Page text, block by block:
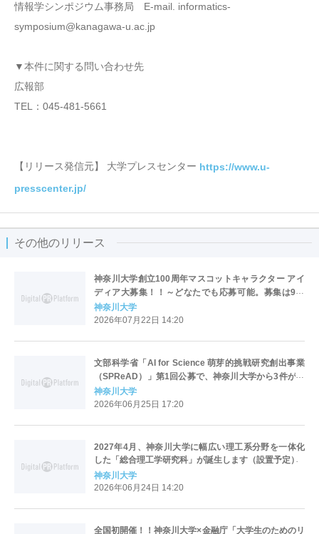
情報学シンポジウム事務局 E-mail. informatics-
symposium@kanagawa-u.ac.jp
▼本件に関する問い合わせ先
広報部
TEL：045-481-5661
【リリース発信元】 大学プレスセンター https://www.u-
presscenter.jp/
その他のリリース
神奈川大学創立100周年マスコットキャラクター アイ
ディア大募集！！～どなたでも応募可能。募集は9月
23日（水）まで～
神奈川大学
2026年07月22日 14:20
文部科学省「AI for Science 萌芽的挑戦研究創出事業
（SPReAD）」第1回公募で、神奈川大学から3件が採
択―全体採択率2.9%の難関を突破、本学採択率は8.1%
を記録―
神奈川大学
2026年06月25日 17:20
2027年4月、神奈川大学に幅広い理工系分野を一体化
した「総合理工学研究科」が誕生します（設置予定）
神奈川大学
2026年06月24日 14:20
全国初開催！！神奈川大学×金融庁「大学生のためのリ